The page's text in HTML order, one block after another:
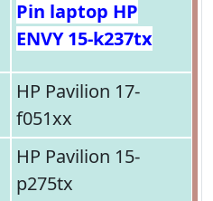
Pin laptop HP
ENVY 15-k237tx
HP Pavilion 17-
f051xx
HP Pavilion 15-
p275tx